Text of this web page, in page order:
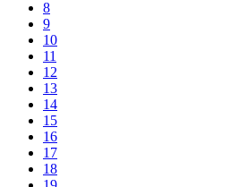
8
9
10
11
12
13
14
15
16
17
18